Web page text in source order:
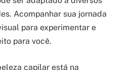
Acompanhar sua jornada
para experimentar e
para você.
capilar está na